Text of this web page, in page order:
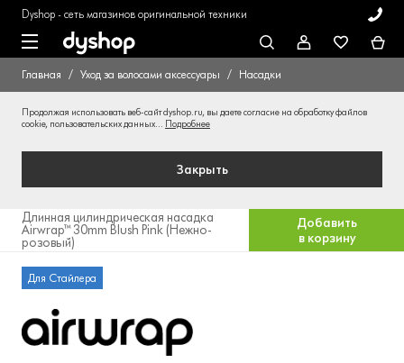
Dyshop - сеть магазинов оригинальной техники
Главная Уход за волосами аксессуары Насадки
Продолжая использовать веб-сайт dyshop.ru, вы даете согласие на обработку файлов
cookie, пользовательских данных... Подробнее
Закрыть
Длинная цилиндрическая насадка
Airwrap™ 30mm Blush Pink (Нежно-
розовый)
Добавить
в корзину
Для Стайлера